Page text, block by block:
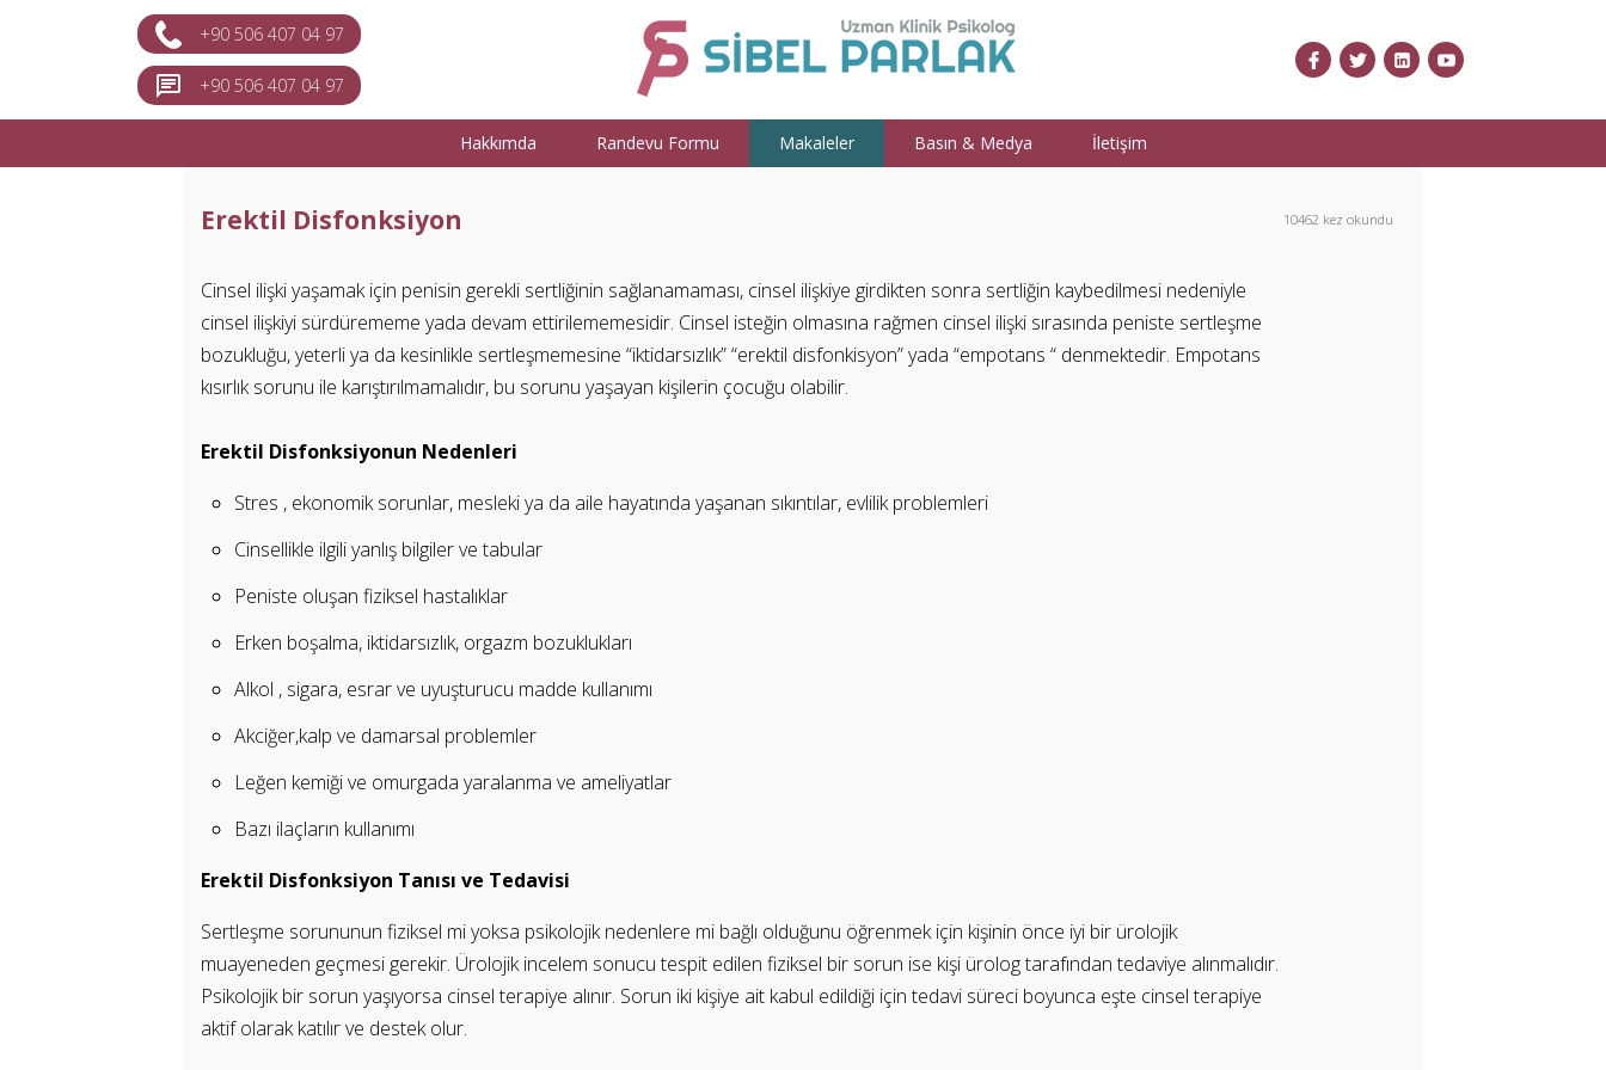
+90 506 407 04 97
+90 506 407 04 97
Hakkımda Randevu Formu Makaleler Basın & Medya İletişim
Erektil Disfonksiyon 10462 kez okundu
Cinsel ilişki yaşamak için penisin gerekli sertliğinin sağlanamaması, cinsel ilişkiye girdikten sonra sertliğin kaybedilmesi nedeniyle
cinsel ilişkiyi sürdürememe yada devam ettirilememesidir. Cinsel isteğin olmasına rağmen cinsel ilişki sırasında peniste sertleşme
bozukluğu, yeterli ya da kesinlikle sertleşmemesine “iktidarsızlık” “erektil disfonkisyon” yada “empotans “ denmektedir. Empotans
kısırlık sorunu ile karıştırılmamalıdır, bu sorunu yaşayan kişilerin çocuğu olabilir.
Erektil Disfonksiyonun Nedenleri
Stres , ekonomik sorunlar, mesleki ya da aile hayatında yaşanan sıkıntılar, evlilik problemleri
Cinsellikle ilgili yanlış bilgiler ve tabular
Peniste oluşan fiziksel hastalıklar
Erken boşalma, iktidarsızlık, orgazm bozuklukları
Alkol , sigara, esrar ve uyuşturucu madde kullanımı
Akciğer,kalp ve damarsal problemler
Leğen kemiği ve omurgada yaralanma ve ameliyatlar
Bazı ilaçların kullanımı
Erektil Disfonksiyon Tanısı ve Tedavisi
Sertleşme sorununun fiziksel mi yoksa psikolojik nedenlere mi bağlı olduğunu öğrenmek için kişinin önce iyi bir ürolojik
muayeneden geçmesi gerekir. Ürolojik incelem sonucu tespit edilen fiziksel bir sorun ise kişi ürolog tarafından tedaviye alınmalıdır.
Psikolojik bir sorun yaşıyorsa cinsel terapiye alınır. Sorun iki kişiye ait kabul edildiği için tedavi süreci boyunca eşte cinsel terapiye
aktif olarak katılır ve destek olur.